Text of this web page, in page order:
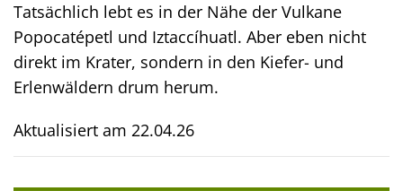
Tatsächlich lebt es in der Nähe der Vulkane
Popocatépetl und Iztaccíhuatl. Aber eben nicht
direkt im Krater, sondern in den Kiefer- und
Erlenwäldern drum herum.
Aktualisiert am 22.04.26